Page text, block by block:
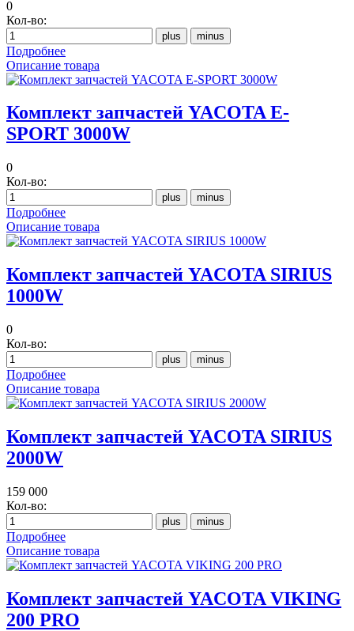
0
Кол-во:
Подробнее
Описание товара
Комплект запчастей YACOTA E-
SPORT 3000W
0
Кол-во:
Подробнее
Описание товара
Комплект запчастей YACOTA SIRIUS
1000W
0
Кол-во:
Подробнее
Описание товара
Комплект запчастей YACOTA SIRIUS
2000W
159 000
Кол-во:
Подробнее
Описание товара
Комплект запчастей YACOTA VIKING
200 PRO